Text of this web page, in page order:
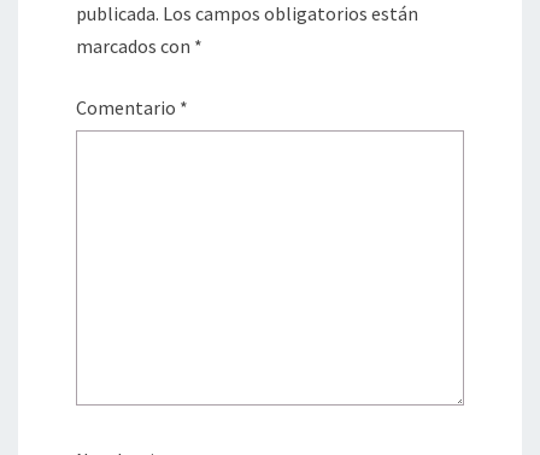
publicada. Los campos obligatorios están
marcados con *
Comentario *